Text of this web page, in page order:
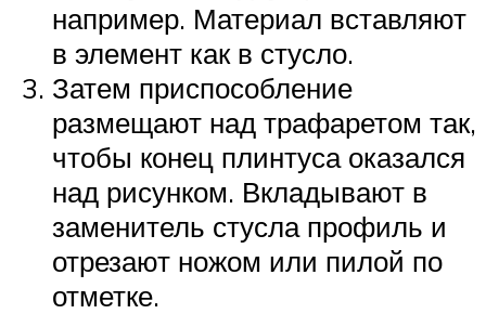
например. Материал вставляют
в элемент как в стусло.
Затем приспособление
размещают над трафаретом так,
чтобы конец плинтуса оказался
над рисунком. Вкладывают в
заменитель стусла профиль и
отрезают ножом или пилой по
отметке.